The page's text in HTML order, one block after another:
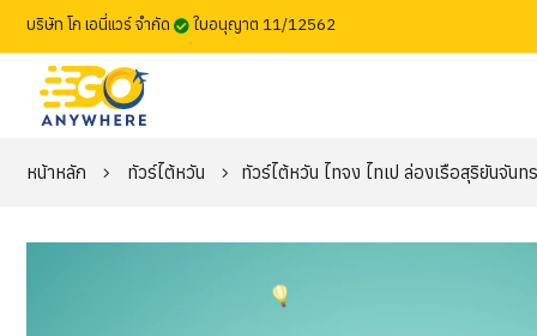
บริษัท โก เอนี่แวร์ จำกัด ใบอนุญาต 11/12562
หน้าหลัก ทัวร์ไต้หวัน ทัวร์ไต้หวัน ไทจง ไทเป ล่องเรือสุริยันจัน